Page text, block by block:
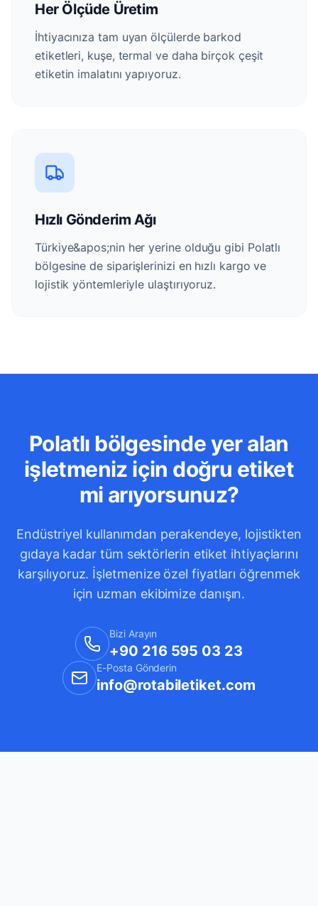
Her Ölçüde Üretim
İhtiyacınıza tam uyan ölçülerde barkod
etiketleri, kuşe, termal ve daha birçok çeşit
etiketin imalatını yapıyoruz.
Hızlı Gönderim Ağı
Türkiye&apos;nin her yerine olduğu gibi Polatlı
bölgesine de siparişlerinizi en hızlı kargo ve
lojistik yöntemleriyle ulaştırıyoruz.
Polatlı bölgesinde yer alan
işletmeniz için doğru etiket
mi arıyorsunuz?
Endüstriyel kullanımdan perakendeye, lojistikten
gıdaya kadar tüm sektörlerin etiket ihtiyaçlarını
karşılıyoruz. İşletmenize özel fiyatları öğrenmek
için uzman ekibimize danışın.
Bizi Arayın
+90 216 595 03 23
E-Posta Gönderin
info@rotabiletiket.com